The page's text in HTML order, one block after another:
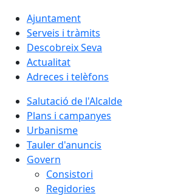
Ajuntament
Serveis i tràmits
Descobreix Seva
Actualitat
Adreces i telèfons
Salutació de l'Alcalde
Plans i campanyes
Urbanisme
Tauler d'anuncis
Govern
Consistori
Regidories